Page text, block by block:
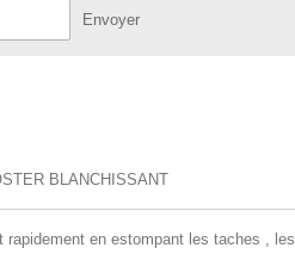
Envoyer
BLANCHISSANT
rapidement en estompant les taches , les